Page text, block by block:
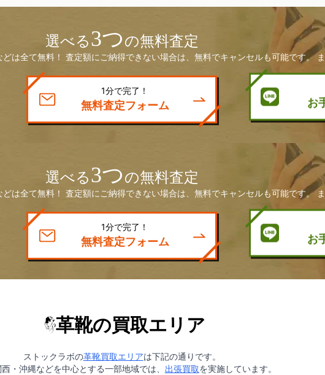
選べる3つの無料査定
は全て無料！ 査定額にご納得できない場合は、無料でキャンセルも可能です。
1分で完了！
無料査定フォーム お
選べる3つの無料査定
は全て無料！ 査定額にご納得できない場合は、無料でキャンセルも可能です。
1分で完了！
無料査定フォーム お
革靴の買取エリア
ストックラボの革靴買取エリアは下記の通りです。
・沖縄などを中心とする一部地域では、 出張買取を実施しています。